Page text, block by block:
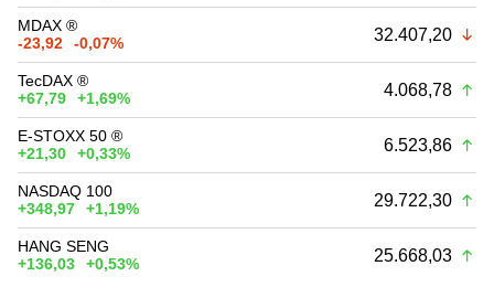
MDAX ®
-23,92
-0,07% 32.407,20
TecDAX ®
+67,79
+1,69% 4.068,78
E-STOXX 50 ®
+21,30
+0,33% 6.523,86
NASDAQ 100
+348,97
+1,19% 29.722,30
HANG SENG
+136,03
+0,53% 25.668,03